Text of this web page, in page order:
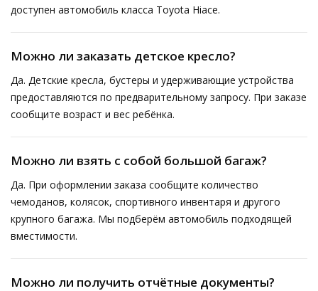
доступен автомобиль класса Toyota Hiace.
Можно ли заказать детское кресло?
Да. Детские кресла, бустеры и удерживающие устройства
предоставляются по предварительному запросу. При заказе
сообщите возраст и вес ребёнка.
Можно ли взять с собой большой багаж?
Да. При оформлении заказа сообщите количество
чемоданов, колясок, спортивного инвентаря и другого
крупного багажа. Мы подберём автомобиль подходящей
вместимости.
Можно ли получить отчётные документы?